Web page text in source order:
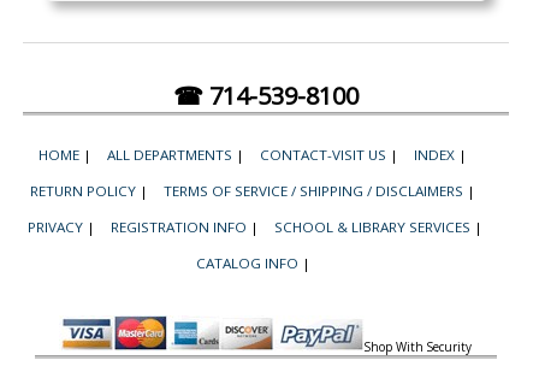
☎ 714-539-8100
HOME | ALL DEPARTMENTS | CONTACT-VISIT US | INDEX |
RETURN POLICY | TERMS OF SERVICE / SHIPPING / DISCLAIMERS |
PRIVACY | REGISTRATION INFO | SCHOOL & LIBRARY SERVICES |
CATALOG INFO |
Shop With Security